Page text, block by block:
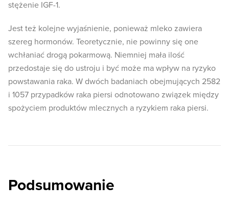
stężenie IGF-1.
Jest też kolejne wyjaśnienie, ponieważ mleko zawiera
szereg hormonów. Teoretycznie, nie powinny się one
wchłaniać drogą pokarmową. Niemniej mała ilość
przedostaje się do ustroju i być może ma wpływ na ryzyko
powstawania raka. W dwóch badaniach obejmujących 2582
i 1057 przypadków raka piersi odnotowano związek między
spożyciem produktów mlecznych a ryzykiem raka piersi.
Podsumowanie